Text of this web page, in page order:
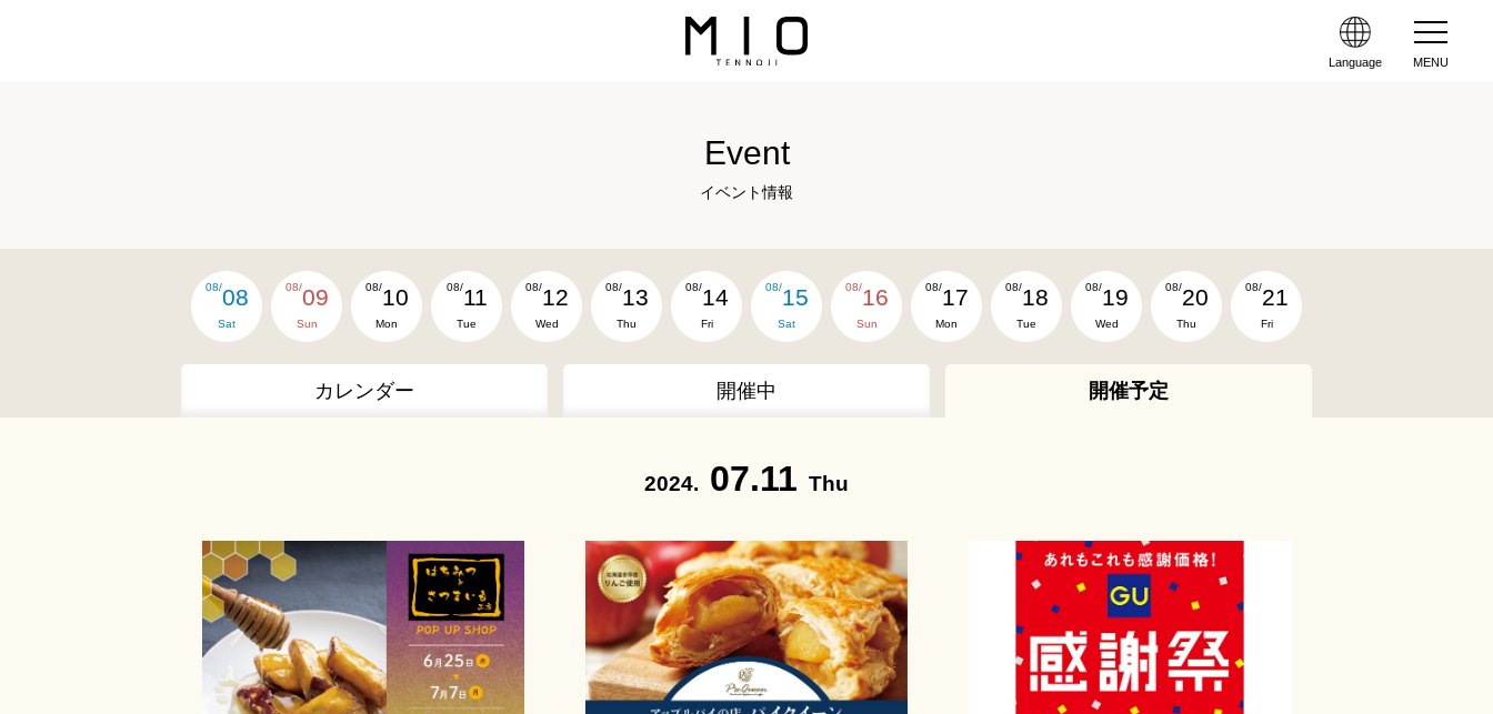
Language MENU
Event
イベント情報
08/08
Sat
08/09
Sun
08/ 10
Mon
08/ 11
Tue
08/ 12
Wed
08/ 13
Thu
08/ 14
Fri
08/ 15
Sat
08/ 16
Sun
08/ 17
Mon
08/ 18
Tue
08/ 19
Wed
08/20
Thu
08/21
Fri
カレンダー 開催中 開催予定
2024. 07.11 Thu